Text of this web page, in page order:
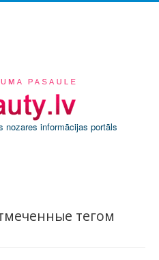
nozares informācijas portāls
тегом